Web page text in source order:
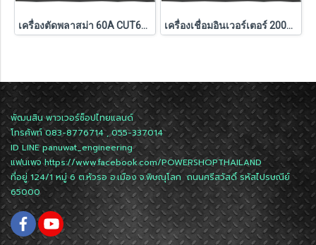
เครื่องตัดพลาสม่า 60A CUT60-L211 JASIC เครื่องเชื่อมอินเวอร์เตอร์ 200A NOVOARC รุ่น NOVO200
พัฒนสิน พาวเวอร์ช็อปไทยแลนด์
โทรศัพท์ 083-8776714 , 055-337014
ID LINEpanuwat_engineering
แฟนเพจhttps://www.facebook.com/POWERSHOPTHAILAND
ที่อยู่ 124/1 หมู่ 6 ต.หัวรอ อ.เมือง จ.พิษณุโลก ถนนศรีสวัสดิ์ รหัสไปรษณีย์
65000